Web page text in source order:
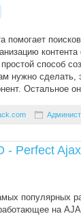
помогает
способ
нужно сделать,
Остальное
- Perfect
популярных
на